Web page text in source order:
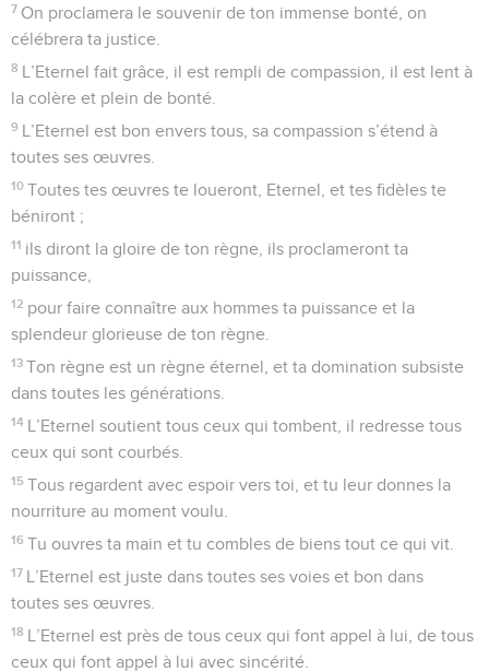
7 On proclamera le souvenir de ton immense bonté, on
célébrera ta justice.
8 L’Eternel fait grâce, il est rempli de compassion, il est lent à
la colère et plein de bonté.
9 L’Eternel est bon envers tous, sa compassion s’étend à
toutes ses œuvres.
10 Toutes tes œuvres te loueront, Eternel, et tes fidèles te
béniront ;
11 ils diront la gloire de ton règne, ils proclameront ta
puissance,
12 pour faire connaître aux hommes ta puissance et la
splendeur glorieuse de ton règne.
13 Ton règne est un règne éternel, et ta domination subsiste
dans toutes les générations.
14 L’Eternel soutient tous ceux qui tombent, il redresse tous
ceux qui sont courbés.
15 Tous regardent avec espoir vers toi, et tu leur donnes la
nourriture au moment voulu.
16 Tu ouvres ta main et tu combles de biens tout ce qui vit.
17 L’Eternel est juste dans toutes ses voies et bon dans
toutes ses œuvres.
18 L’Eternel est près de tous ceux qui font appel à lui, de tous
ceux qui font appel à lui avec sincérité.